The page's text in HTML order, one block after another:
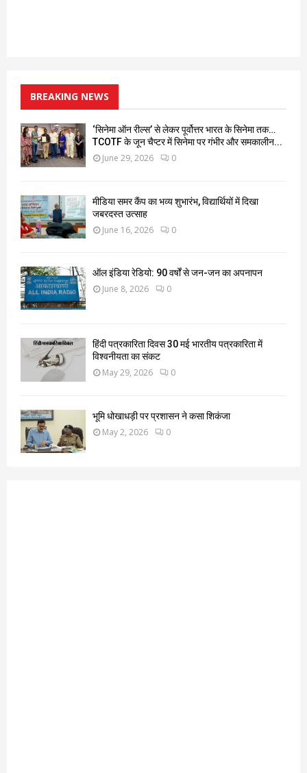
BREAKING NEWS
‘सिनेमा ऑन रील्स’ से लेकर पूर्वोत्तर भारत के सिनेमा तक…
TCOTF के जून चैप्टर में सिनेमा पर गंभीर और समकालीन...
June 29, 2026 0
मीडिया समर कैंप का भव्य शुभारंभ, विद्यार्थियों में दिखा
जबरदस्त उत्साह
June 16, 2026 0
ऑल इंडिया रेडियो: 90 वर्षों से जन-जन का अपनापन
June 8, 2026 0
हिंदी पत्रकारिता दिवस 30 मई भारतीय पत्रकारिता में
विश्वनीयता का संकट
May 29, 2026 0
भूमि धोखाधड़ी पर प्रशासन ने कसा शिकंजा
May 2, 2026 0